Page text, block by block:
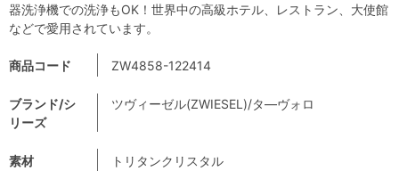
商品コード ZW4858-122414
ブランド/シ
リーズ
ツヴィーゼル(ZWIESEL)/タ―ヴォロ
素材 トリタンクリスタル
器洗浄機での洗浄もOK！世界中の高級ホテル、レストラン、大使館
などで愛用されています。